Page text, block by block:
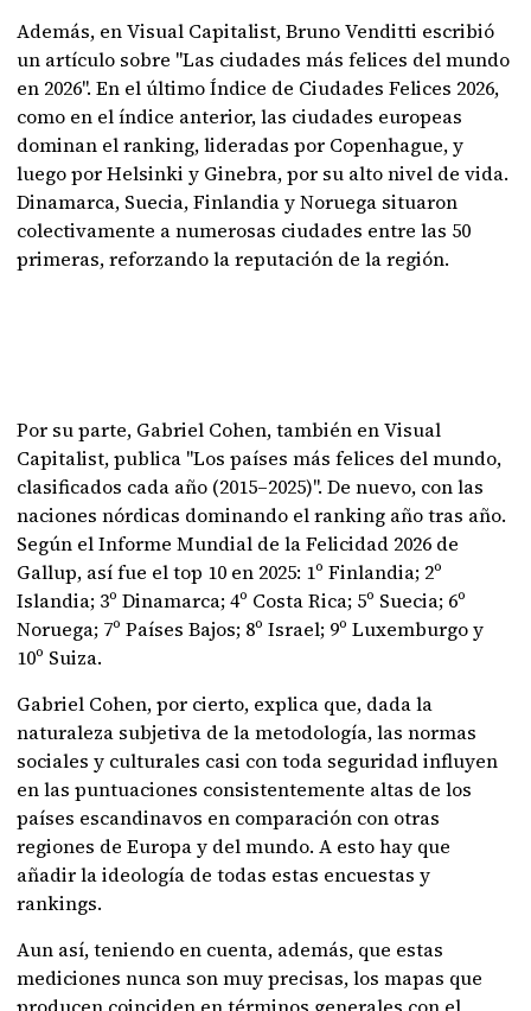
Además, en Visual Capitalist, Bruno Venditti escribió
un artículo sobre "Las ciudades más felices del mundo
en 2026". En el último Índice de Ciudades Felices 2026,
como en el índice anterior, las ciudades europeas
dominan el ranking, lideradas por Copenhague, y
luego por Helsinki y Ginebra, por su alto nivel de vida.
Dinamarca, Suecia, Finlandia y Noruega situaron
colectivamente a numerosas ciudades entre las 50
primeras, reforzando la reputación de la región.
Por su parte, Gabriel Cohen, también en Visual
Capitalist, publica "Los países más felices del mundo,
clasificados cada año (2015–2025)". De nuevo, con las
naciones nórdicas dominando el ranking año tras año.
Según el Informe Mundial de la Felicidad 2026 de
Gallup, así fue el top 10 en 2025: 1º Finlandia; 2º
Islandia; 3º Dinamarca; 4º Costa Rica; 5º Suecia; 6º
Noruega; 7º Países Bajos; 8º Israel; 9º Luxemburgo y
10º Suiza.
Gabriel Cohen, por cierto, explica que, dada la
naturaleza subjetiva de la metodología, las normas
sociales y culturales casi con toda seguridad influyen
en las puntuaciones consistentemente altas de los
países escandinavos en comparación con otras
regiones de Europa y del mundo. A esto hay que
añadir la ideología de todas estas encuestas y
rankings.
Aun así, teniendo en cuenta, además, que estas
mediciones nunca son muy precisas, los mapas que